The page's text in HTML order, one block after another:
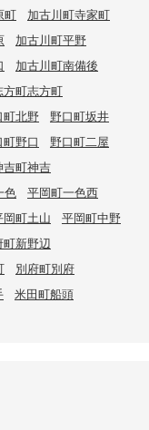
町
加古川町寺家町
加古川町平野
加古川町南備後
方町志方町
町北野
野口町坂井
町野口
野口町二屋
吉町神吉
色
平岡町一色西
岡町土山
平岡町中野
町新野辺
別府町別府
米田町船頭